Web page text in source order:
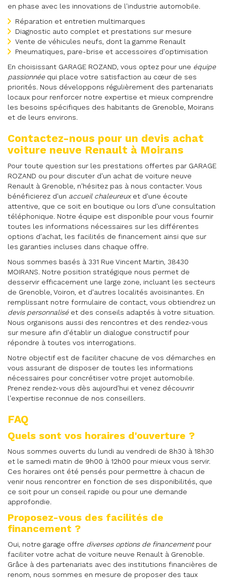
en phase avec les innovations de l'industrie automobile.
Réparation et entretien multimarques
Diagnostic auto complet et prestations sur mesure
Vente de véhicules neufs, dont la gamme Renault
Pneumatiques, pare-brise et accessoires d'optimisation
En choisissant GARAGE ROZAND, vous optez pour une équipe
passionnéequi place votre satisfaction au cœur de ses
priorités. Nous développons régulièrement des partenariats
locaux pour renforcer notre expertise et mieux comprendre
les besoins spécifiques des habitants de Grenoble, Moirans
et de leurs environs.
Contactez-nous pour un devis achat
voiture neuve Renault à Moirans
Pour toute question sur les prestations offertes par GARAGE
ROZAND ou pour discuter d'un achat de voiture neuve
Renault à Grenoble, n'hésitez pas à nous contacter. Vous
bénéficierez d'un accueil chaleureuxet d'une écoute
attentive, que ce soit en boutique ou lors d'une consultation
téléphonique. Notre équipe est disponible pour vous fournir
toutes les informations nécessaires sur les différentes
options d'achat, les facilités de financement ainsi que sur
les garanties incluses dans chaque offre.
Nous sommes basés à 331 Rue Vincent Martin, 38430
MOIRANS. Notre position stratégique nous permet de
desservir efficacement une large zone, incluant les secteurs
de Grenoble, Voiron, et d'autres localités avoisinantes. En
remplissant notre formulaire de contact, vous obtiendrez un
devis personnaliséet des conseils adaptés à votre situation.
Nous organisons aussi des rencontres et des rendez-vous
sur mesure afin d'établir un dialogue constructif pour
répondre à toutes vos interrogations.
Notre objectif est de faciliter chacune de vos démarches en
vous assurant de disposer de toutes les informations
nécessaires pour concrétiser votre projet automobile.
Prenez rendez-vous dès aujourd'hui et venez découvrir
l'expertise reconnue de nos conseillers.
FAQ
Quels sont vos horaires d'ouverture ?
Nous sommes ouverts du lundi au vendredi de 8h30 à 18h30
et le samedi matin de 9h00 à 12h00 pour mieux vous servir.
Ces horaires ont été pensés pour permettre à chacun de
venir nous rencontrer en fonction de ses disponibilités, que
ce soit pour un conseil rapide ou pour une demande
approfondie.
Proposez-vous des facilités de
financement ?
Oui, notre garage offre diverses options de financementpour
faciliter votre achat de voiture neuve Renault à Grenoble.
Grâce à des partenariats avec des institutions financières de
renom, nous sommes en mesure de proposer des taux